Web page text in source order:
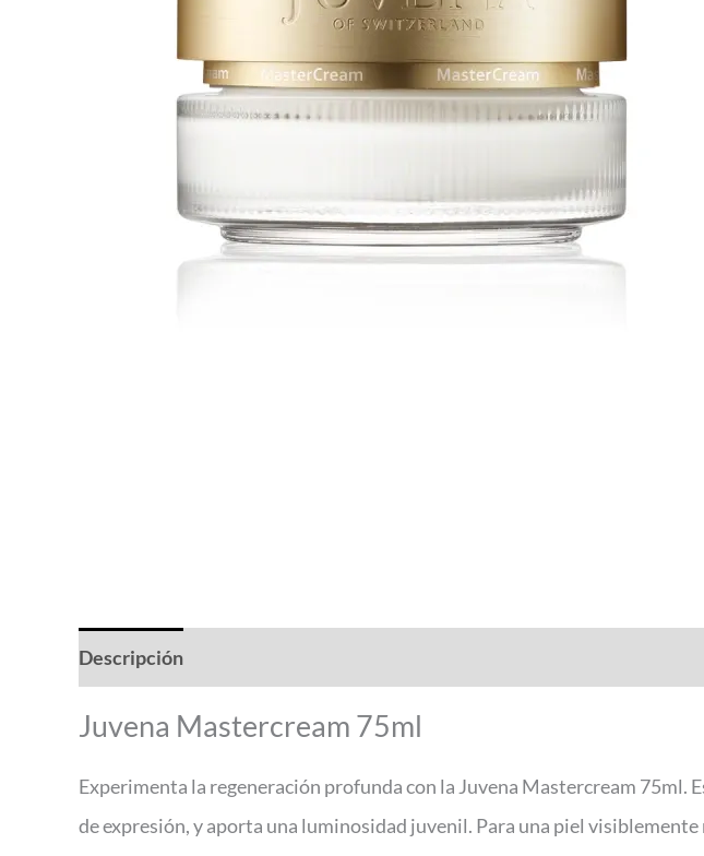
Descripción
Juvena Mastercream 75ml
Experimenta la regeneración profunda con la Juvena Mastercream 75ml.
de expresión, y aporta una luminosidad juvenil. Para una piel